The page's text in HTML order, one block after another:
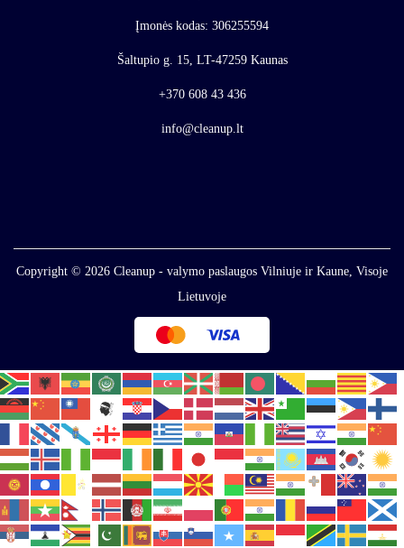
Įmonės kodas: 306255594
Šaltupio g. 15, LT-47259 Kaunas
+370 608 43 436
info@cleanup.lt
Copyright © 2026 Cleanup - valymo paslaugos Vilniuje ir Kaune, Visoje
Lietuvoje